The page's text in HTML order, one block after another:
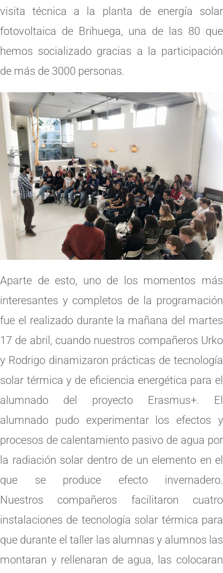
visita técnica a la planta de energía solar
fotovoltaica de Brihuega, una de las 80 que
hemos socializado gracias a la participación
de más de 3000 personas.
Aparte de esto, uno de los momentos más
interesantes y completos de la programación
fue el realizado durante la mañana del martes
17 de abril, cuando nuestros compañeros Urko
y Rodrigo dinamizaron prácticas de tecnología
solar térmica y de eficiencia energética para el
alumnado del proyecto Erasmus+. El
alumnado pudo experimentar los efectos y
procesos de calentamiento pasivo de agua por
la radiación solar dentro de un elemento en el
que se produce efecto invernadero.
Nuestros compañeros facilitaron cuatro
instalaciones de tecnología solar térmica para
que durante el taller las alumnas y alumnos las
montaran y rellenaran de agua, las colocaran